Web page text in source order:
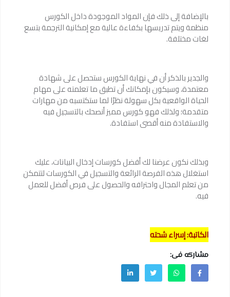
بالإضافة إلى ذلك فإن المواد الموجودة داخل الكورس
منظمة ويتم تدريسها بكفاءة عالية مع إمكانية الترجمة بتسع
لغات مختلفة.
والجدير بالذكر أن في نهاية الكورس ستحصل على شهادة
معتمدة، وسيكون بإمكانك أن تطبق ما تعلمته على مهام
الحياة الواقعية بكل سهولة نظرًا لما ستكتسبه من مهارات
متقدمة؛ ولذلك فهو كورس مميز أنصحك بالتسجيل فيه
والاستفادة منه أقصى استفادة.
وبذلك نكون عرضنا لك أفضل كورسات إدخال البيانات، عليك
استغلال هذه الفرصة الرائعة والتسجيل في الكورسات لتتمكن
من تعلم المجال واحترافه والحصول على فرص أفضل للعمل
فيه.
الكاتبة: إسراء شحته
مشاركه فى: